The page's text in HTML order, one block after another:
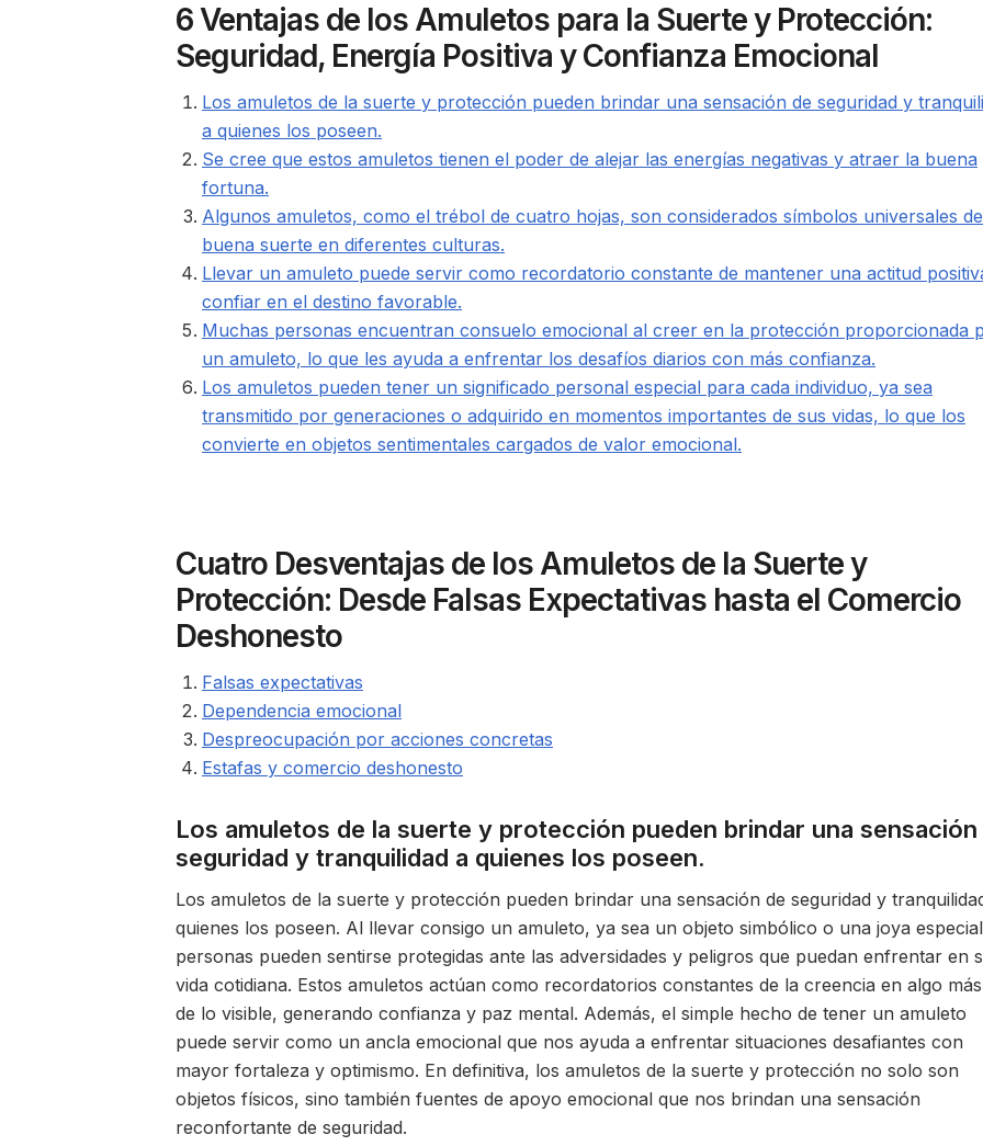
6 Ventajas de los Amuletos para la Suerte y Protección:
Seguridad, Energía Positiva y Confianza Emocional
Los amuletos de la suerte y protección pueden brindar una sensación de seguridad y
a quienes los poseen.
Se cree que estos amuletos tienen el poder de alejar las energías negativas y atraer la buena
fortuna.
Algunos amuletos, como el trébol de cuatro hojas, son considerados símbolos universales de
buena suerte en diferentes culturas.
Llevar un amuleto puede servir como recordatorio constante de mantener una actitud
confiar en el destino favorable.
Muchas personas encuentran consuelo emocional al creer en la protección proporcionada
un amuleto, lo que les ayuda a enfrentar los desafíos diarios con más confianza.
Los amuletos pueden tener un significado personal especial para cada individuo, ya sea
transmitido por generaciones o adquirido en momentos importantes de sus vidas, lo que los
convierte en objetos sentimentales cargados de valor emocional.
Cuatro Desventajas de los Amuletos de la Suerte y
Protección: Desde Falsas Expectativas hasta el Comercio
Deshonesto
Falsas expectativas
Dependencia emocional
Despreocupación por acciones concretas
Estafas y comercio deshonesto
Los amuletos de la suerte y protección pueden brindar una sensación
seguridad y tranquilidad a quienes los poseen.
Los amuletos de la suerte y protección pueden brindar una sensación de seguridad y
quienes los poseen. Al llevar consigo un amuleto, ya sea un objeto simbólico o una joya
personas pueden sentirse protegidas ante las adversidades y peligros que puedan enfrentar en
vida cotidiana. Estos amuletos actúan como recordatorios constantes de la creencia en algo
de lo visible, generando confianza y paz mental. Además, el simple hecho de tener un amuleto
puede servir como un ancla emocional que nos ayuda a enfrentar situaciones desafiantes con
mayor fortaleza y optimismo. En definitiva, los amuletos de la suerte y protección no solo son
objetos físicos, sino también fuentes de apoyo emocional que nos brindan una sensación
reconfortante de seguridad.